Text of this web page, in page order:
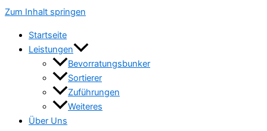
Zum Inhalt springen
Startseite
Leistungen
Bevorratungsbunker
Sortierer
Zuführungen
Weiteres
Über Uns